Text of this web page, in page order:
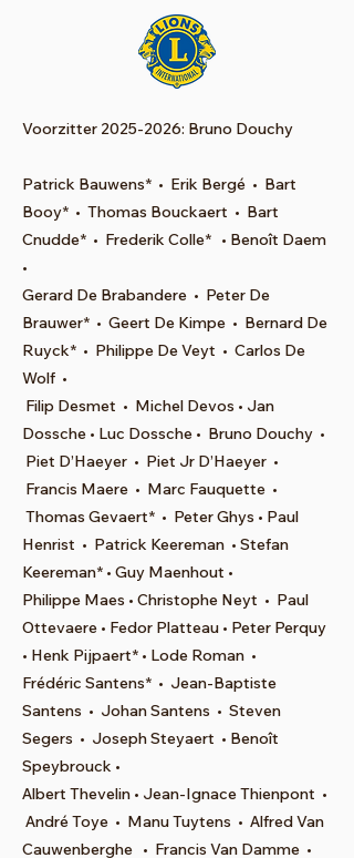
Voorzitter 2025-2026: Bruno Douchy
Patrick Bauwens* • Erik Bergé • Bart
Booy* • Thomas Bouckaert • Bart
Cnudde* • Frederik Colle* • Benoît Daem
•
Gerard De Brabandere • Peter De
Brauwer* • Geert De Kimpe • Bernard De
Ruyck* • Philippe De Veyt • Carlos De
Wolf •
Filip Desmet • Michel Devos • Jan
Dossche • Luc Dossche • Bruno Douchy •
Piet D’Haeyer • Piet Jr D’Haeyer •
Francis Maere • Marc Fauquette •
Thomas Gevaert* • Peter Ghys • Paul
Henrist • Patrick Keereman • Stefan
Keereman* • Guy Maenhout •
Philippe Maes • Christophe Neyt • Paul
Ottevaere • Fedor Platteau • Peter Perquy
• Henk Pijpaert* • Lode Roman •
Frédéric Santens* • Jean-Baptiste
Santens • Johan Santens • Steven
Segers • Joseph Steyaert • Benoît
Speybrouck •
Albert Thevelin • Jean-Ignace Thienpont •
André Toye • Manu Tuytens • Alfred Van
Cauwenberghe • Francis Van Damme •